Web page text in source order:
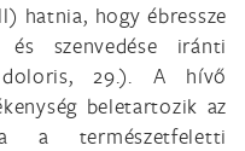
hatnia, hogy ébressze
szenvedése iránti
doloris, 29.). A hívő
beletartozik az
a természetfeletti